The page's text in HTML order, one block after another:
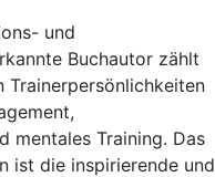
und
Buchautor zählt
Trainerpersönlichkeiten
mentales Training. Das
ist die inspirierende und